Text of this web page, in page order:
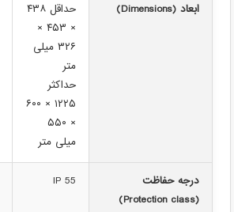
ابعاد (Dimensions)
حداقل ۴۳۸
× ۴۵۳ ×
۳۲۶ میلی
متر
حداکثر
۱۲۲۵ × ۶۰۰
× ۵۵۰
میلی متر
درجه حفاظت
(Protection class)
IP 55